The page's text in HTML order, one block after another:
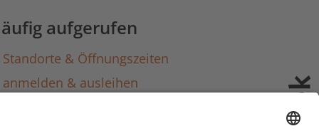
aufgerufen
Standorte & Öffnungszeiten
anmelden & ausleihen